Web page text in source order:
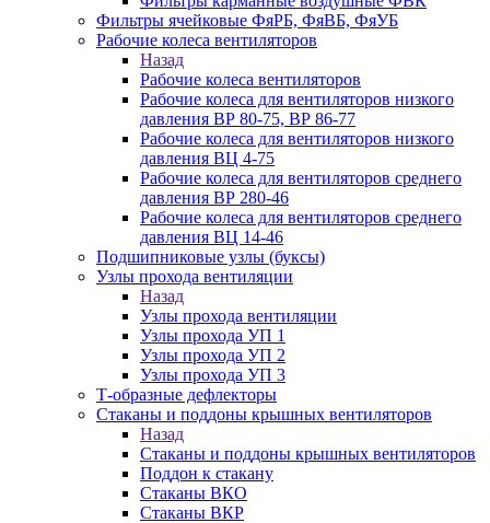
Фильтры ячейковые ФяРБ, ФяВБ, ФяУБ
Рабочие колеса вентиляторов
Назад
Рабочие колеса вентиляторов
Рабочие колеса для вентиляторов низкого
давления ВР 80-75, ВР 86-77
Рабочие колеса для вентиляторов низкого
давления ВЦ 4-75
Рабочие колеса для вентиляторов среднего
давления ВР 280-46
Рабочие колеса для вентиляторов среднего
давления ВЦ 14-46
Подшипниковые узлы (буксы)
Узлы прохода вентиляции
Назад
Узлы прохода вентиляции
Узлы прохода УП 1
Узлы прохода УП 2
Узлы прохода УП 3
Т-образные дефлекторы
Стаканы и поддоны крышных вентиляторов
Назад
Стаканы и поддоны крышных вентиляторов
Поддон к стакану
Стаканы ВКО
Стаканы ВКР